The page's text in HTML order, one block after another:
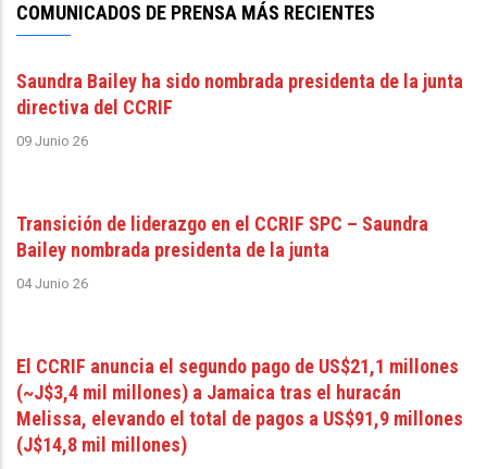
COMUNICADOS DE PRENSA MÁS RECIENTES
Saundra Bailey ha sido nombrada presidenta de la junta
directiva del CCRIF
09 Junio 26
Transición de liderazgo en el CCRIF SPC – Saundra
Bailey nombrada presidenta de la junta
04 Junio 26
El CCRIF anuncia el segundo pago de US$21,1 millones
(~J$3,4 mil millones) a Jamaica tras el huracán
Melissa, elevando el total de pagos a US$91,9 millones
(J$14,8 mil millones)